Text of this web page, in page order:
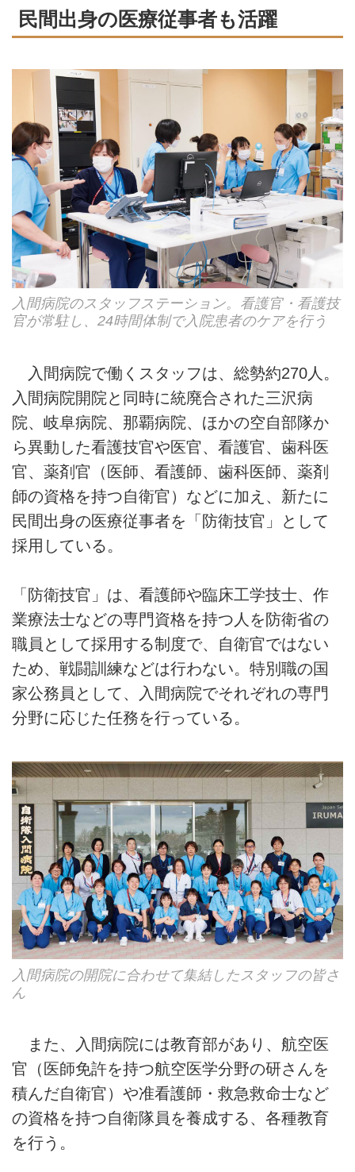
民間出身の医療従事者も活躍
入間病院のスタッフステーション。看護官・看護技
官が常駐し、24時間体制で入院患者のケアを行う
入間病院で働くスタッフは、総勢約270人。
入間病院開院と同時に統廃合された三沢病
院、岐阜病院、那覇病院、ほかの空自部隊か
ら異動した看護技官や医官、看護官、歯科医
官、薬剤官（医師、看護師、歯科医師、薬剤
師の資格を持つ自衛官）などに加え、新たに
民間出身の医療従事者を「防衛技官」として
採用している。
「防衛技官」は、看護師や臨床工学技士、作
業療法士などの専門資格を持つ人を防衛省の
職員として採用する制度で、自衛官ではない
ため、戦闘訓練などは行わない。特別職の国
家公務員として、入間病院でそれぞれの専門
分野に応じた任務を行っている。
入間病院の開院に合わせて集結したスタッフの皆さ
ん
また、入間病院には教育部があり、航空医
官（医師免許を持つ航空医学分野の研さんを
積んだ自衛官）や准看護師・救急救命士など
の資格を持つ自衛隊員を養成する、各種教育
を行う。